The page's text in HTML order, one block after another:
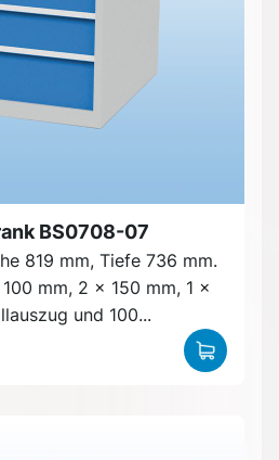
BS0708-07
819 mm, Tiefe 736 mm.
mm, 2 x 150 mm, 1 x
und 100...